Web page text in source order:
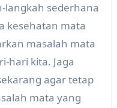
langkah sederhana
kesehatan mata
masalah mata
hari kita. Jaga
agar tetap
mata yang